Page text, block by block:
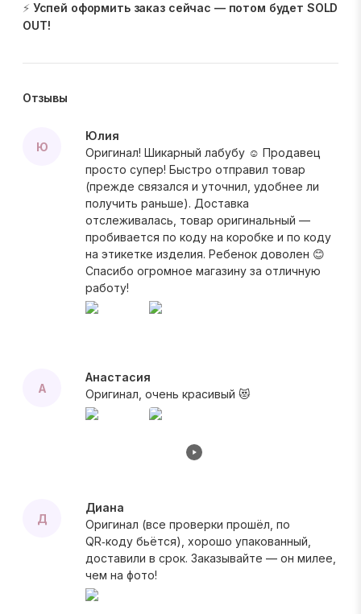
⚡ Успей оформить заказ сейчас — потом будет SOLD
OUT!
Отзывы
Ю
Юлия
Оригинал! Шикарный лабубу ☺️ Продавец
просто супер! Быстро отправил товар
(прежде связался и уточнил, удобнее ли
получить раньше). Доставка
отслеживалась, товар оригинальный —
пробивается по коду на коробке и по коду
на этикетке изделия. Ребенок доволен 😊
Спасибо огромное магазину за отличную
работу!
А
Анастасия
Оригинал, очень красивый 😻
Д
Диана
Оригинал (все проверки прошёл, по
QR‑коду бьётся), хорошо упакованный,
доставили в срок. Заказывайте — он милее,
чем на фото!